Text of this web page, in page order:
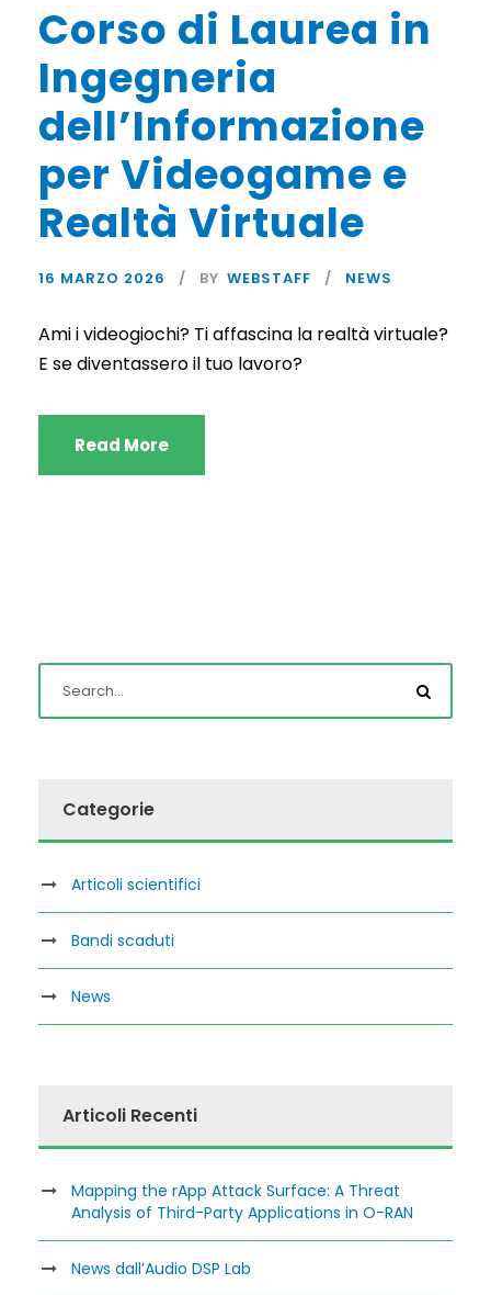
Corso di Laurea in
Ingegneria
dell’Informazione
per Videogame e
Realtà Virtuale
16 MARZO 2026 BY WEBSTAFF NEWS
Ami i videogiochi? Ti affascina la realtà virtuale?
E se diventassero il tuo lavoro?
Read More
Categorie
Articoli scientifici
Bandi scaduti
News
Articoli Recenti
Mapping the rApp Attack Surface: A Threat
Analysis of Third-Party Applications in O-RAN
News dall’Audio DSP Lab